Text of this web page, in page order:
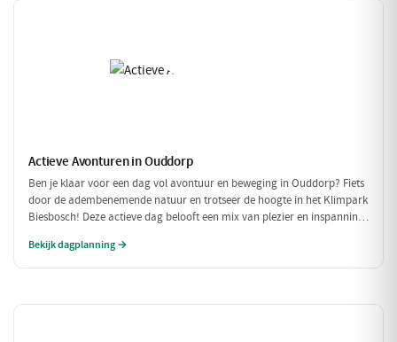
Actieve Avonturen in Ouddorp
Ben je klaar voor een dag vol avontuur en beweging in Ouddorp? Fiets
door de adembenemende natuur en trotseer de hoogte in het Klimpark
Biesbosch! Deze actieve dag belooft een mix van plezier en inspanning
Bekijk dagplanning →